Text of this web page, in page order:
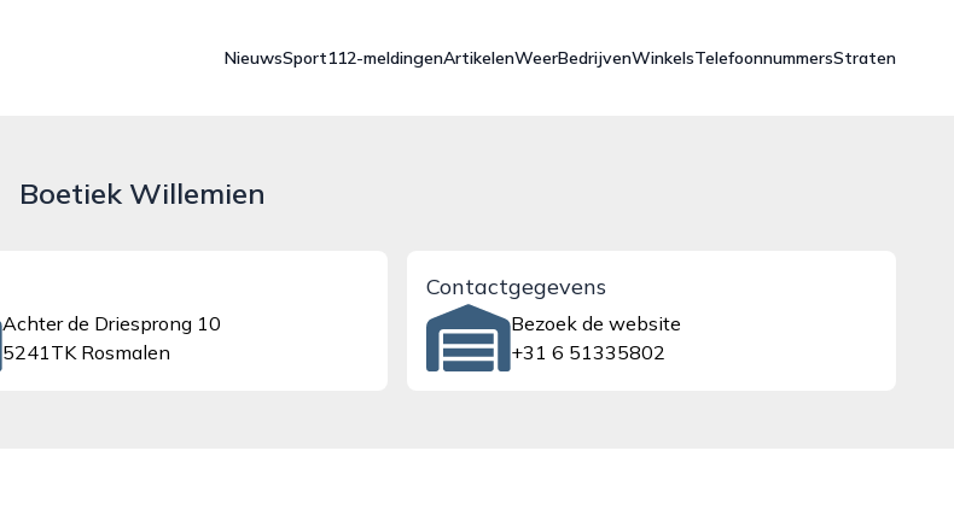
NieuwsSport112-meldingenArtikelenWeerBedrijvenWinkelsTelefoonnummersStraten
Boetiek Willemien
Achter de Driesprong 10
5241TK Rosmalen
Contactgegevens
Bezoek de website
+31 6 51335802